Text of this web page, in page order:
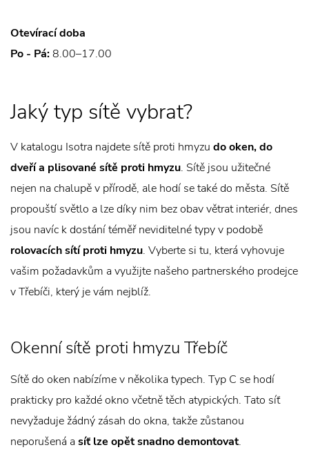
Otevírací doba
Po - Pá:8.00–17.00
Jaký typ sítě vybrat?
V katalogu Isotra najdete sítě proti hmyzu do oken, do
dveří a plisované sítě proti hmyzu. Sítě jsou užitečné
nejen na chalupě v přírodě, ale hodí se také do města. Sítě
propouští světlo a lze díky nim bez obav větrat interiér, dnes
jsou navíc k dostání téměř neviditelné typy v podobě
rolovacích sítí proti hmyzu. Vyberte si tu, která vyhovuje
vašim požadavkům a využijte našeho partnerského prodejce
v Třebíči, který je vám nejblíž.
Okenní sítě proti hmyzu Třebíč
Sítě do oken nabízíme v několika typech. Typ C se hodí
prakticky pro každé okno včetně těch atypických. Tato síť
nevyžaduje žádný zásah do okna, takže zůstanou
neporušená asíť lze opět snadno demontovat.